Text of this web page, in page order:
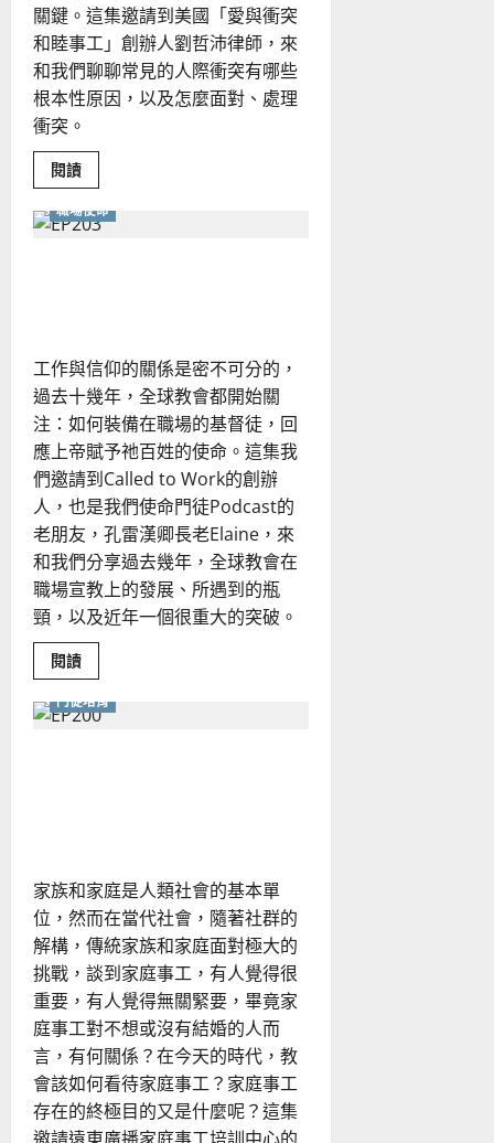
放
關鍵。這集邀請到美國「愛與衝突
和睦事工」創辦人劉哲沛律師，來
和我們聊聊常見的人際衝突有哪些
根本性原因，以及怎麼面對、處理
衝突。
閱讀Read
more
如
何
除
文
化
盲
點
開
始！
職場使命
工作與信仰的關係是密不可分的，
過去十幾年，全球教會都開始關
注：如何裝備在職場的基督徒，回
應上帝賦予祂百姓的使命。這集我
們邀請到Called to Work的創辦
人，也是我們使命門徒Podcast的
老朋友，孔雷漢卿長老Elaine，來
和我們分享過去幾年，全球教會在
職場宣教上的發展、所遇到的瓶
頸，以及近年一個很重大的突破。
閱讀Read
more
邁
向
階
段
到
全
人
整
合
門徒培育
家族和家庭是人類社會的基本單
位，然而在當代社會，隨著社群的
解構，傳統家族和家庭面對極大的
挑戰，談到家庭事工，有人覺得很
重要，有人覺得無關緊要，畢竟家
庭事工對不想或沒有結婚的人而
言，有何關係？在今天的時代，教
會該如何看待家庭事工？家庭事工
存在的終極目的又是什麼呢？這集